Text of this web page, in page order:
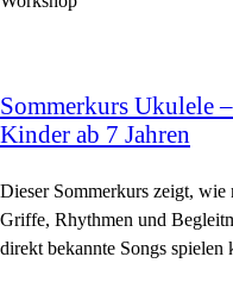
Sommerkurs Ukulele
Kinder ab 7 Jahren
Dieser Sommerkurs zeigt, wie
Griffe, Rhythmen und
direkt bekannte Songs